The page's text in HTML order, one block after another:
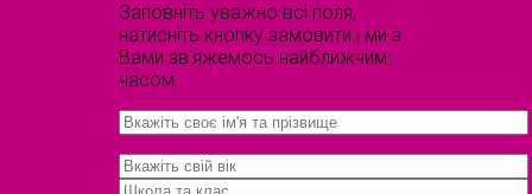
Заповніть уважно всі поля,
натисніть кнопку замовити і ми з
Вами зв'яжемось найближчим
часом.